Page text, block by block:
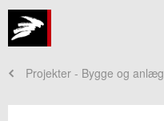
Projekter - Bygge og anlæg